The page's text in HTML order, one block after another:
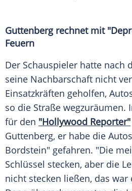
Guttenberg rechnet mit
Feuern
Der Schauspieler hatte nach
seine Nachbarschaft nicht
Einsatzkräften geholfen,
so die Straße wegzuräumen.
für den "Hollywood Reporter"
Guttenberg, er habe die
Bordstein" gefahren. "Die
Schlüssel stecken, aber die
nicht stecken ließen, das